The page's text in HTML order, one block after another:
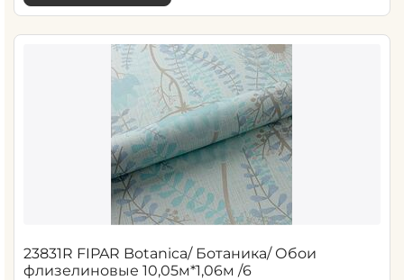
23831R FIPAR Botanica/ Ботаника/ Обои
флизелиновые 10,05м*1,06м /6